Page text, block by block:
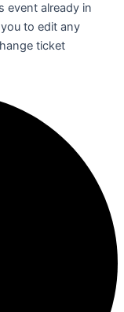
event already in
to edit any
ticket